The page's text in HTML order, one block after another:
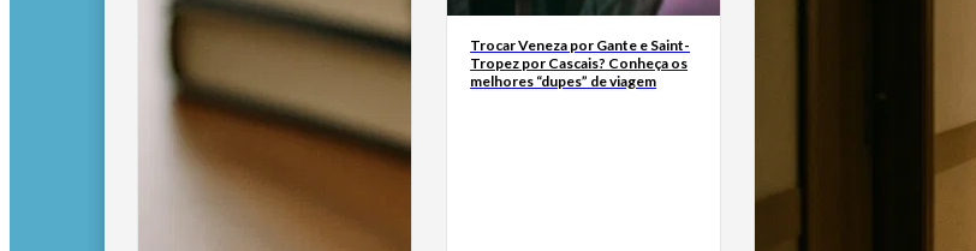
Trocar Veneza por Gante e Saint-
Tropez por Cascais? Conheça os
melhores “dupes” de viagem